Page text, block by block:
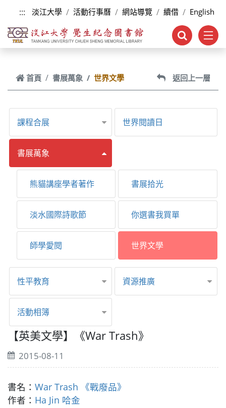
跳到主要內容
::: 淡江大學 活動行事曆 網站導覽 續借 English
首頁 書展萬象 世界文學 返回上一層
課程合展 世界閱讀日
書展萬象
熊貓講座學者著作 書展拾光
淡水國際詩歌節 你選書我買單
師學愛閱 世界文學
性平教育 資源推廣
活動相簿
【英美文學】《War Trash》
2015-08-11
書名： War Trash 《戰廢品》
作者： Ha Jin 哈金